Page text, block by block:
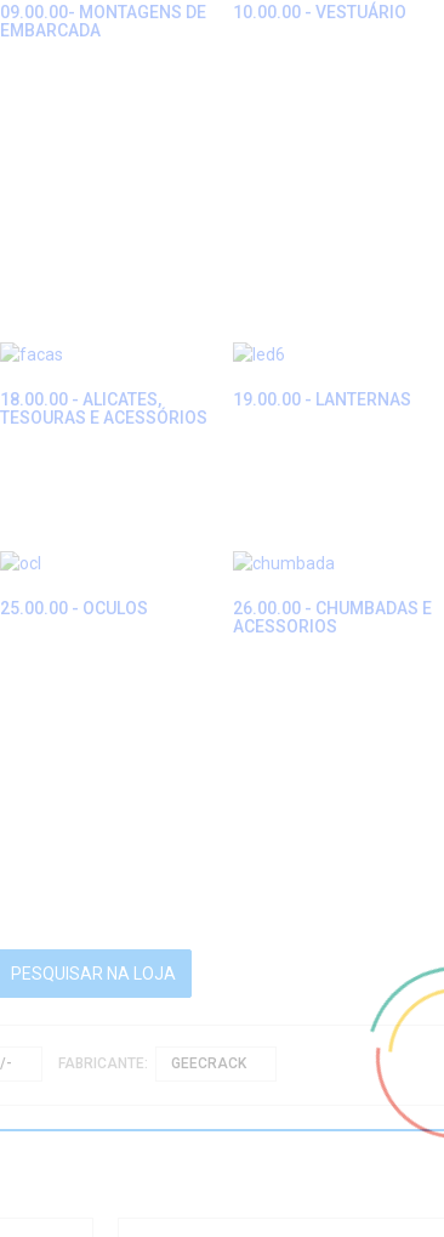
09.00.00- MONTAGENS DE
EMBARCADA
10.00.00 - VESTUÁRIO
18.00.00 - ALICATES,
TESOURAS E ACESSÓRIOS
19.00.00 - LANTERNAS
25.00.00 - OCULOS
26.00.00 - CHUMBADAS E
ACESSORIOS
FABRICANTE: GEECRACK